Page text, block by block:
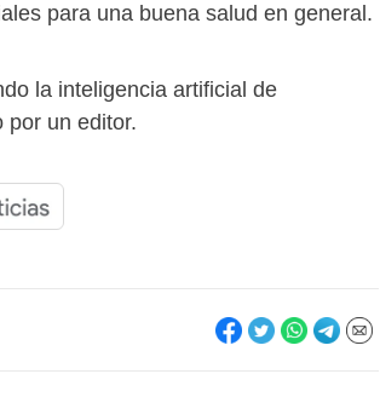
para una buena salud en general.
la inteligencia artificial de
por un editor.